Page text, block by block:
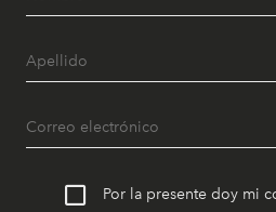
Por la presente doy mi